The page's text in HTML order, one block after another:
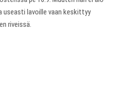
lavoille vaan keskittyy
riveissä.